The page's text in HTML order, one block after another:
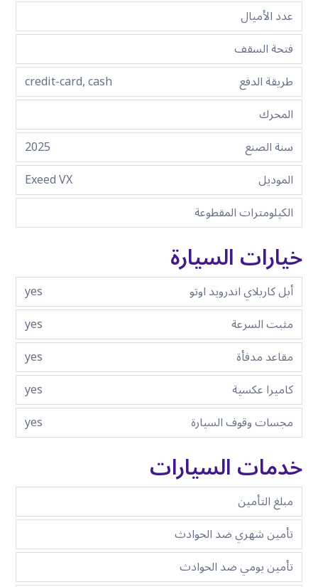
عدد الأميال
فتحة السقف
طريقة الدفع
credit-card, cash
المحرك
سنة الصنع
2025
الموديل
Exeed VX
الكيلومترات المقطوعة
خيارات السيارة
أبل كاربلاي اندرويد اوتو
yes
مثبت السرعة
yes
مقاعد مدفأة
yes
كاميرا عكسية
yes
مجسات وقوف السيارة
yes
خدمات السيارات
مبلغ التأمين
تأمين شهري ضد الحوادث
تأمين يومي ضد الحوادث